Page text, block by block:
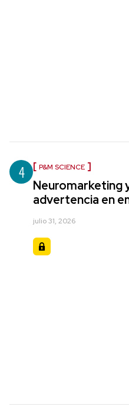
4 P&M SCIENCE
Neuromarketing
advertencia en
julio 31, 2026